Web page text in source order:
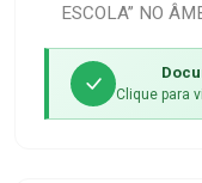
ESCOLA” NO
Clique para